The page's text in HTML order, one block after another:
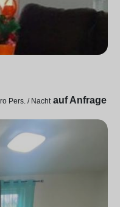
Pers. / Nacht auf Anfrage